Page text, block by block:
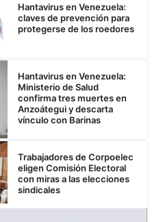
Hantavirus en Venezuela:
claves de prevención para
protegerse de los roedores
Hantavirus en Venezuela:
Ministerio de Salud
confirma tres muertes en
Anzoátegui y descarta
vínculo con Barinas
Trabajadores de Corpoelec
eligen Comisión Electoral
con miras a las elecciones
sindicales